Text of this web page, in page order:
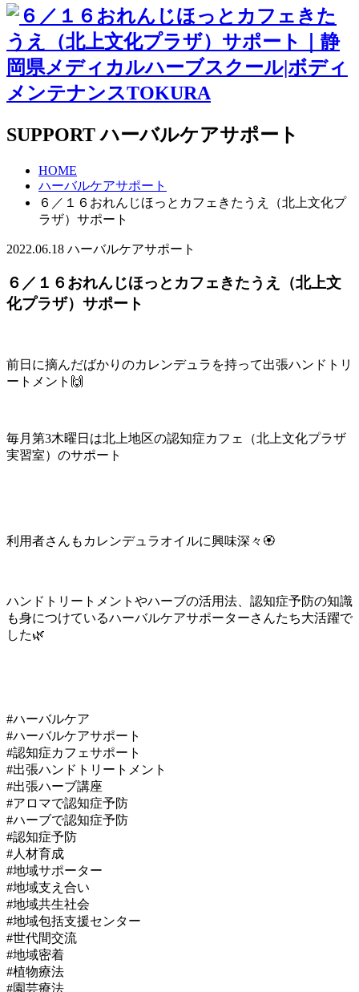
SUPPORT ハーバルケアサポート
HOME
ハーバルケアサポート
６／１６おれんじほっとカフェきたうえ（北上文化プ
ラザ）サポート
2022.06.18 ハーバルケアサポート
６／１６おれんじほっとカフェきたうえ（北上文
化プラザ）サポート
前日に摘んだばかりのカレンデュラを持って出張ハンドトリ
ートメント🙌
毎月第3木曜日は北上地区の認知症カフェ（北上文化プラザ
実習室）のサポート
利用者さんもカレンデュラオイルに興味深々🏵
ハンドトリートメントやハーブの活用法、認知症予防の知識
も身につけているハーバルケアサポーターさんたち大活躍で
した🌿
#ハーバルケア
#ハーバルケアサポート
#認知症カフェサポート
#出張ハンドトリートメント
#出張ハーブ講座
#アロマで認知症予防
#ハーブで認知症予防
#認知症予防
#人材育成
#地域サポーター
#地域支え合い
#地域共生社会
#地域包括支援センター
#世代間交流
#地域密着
#植物療法
#園芸療法